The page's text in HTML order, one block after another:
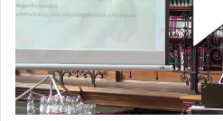
Playlists
Organizations